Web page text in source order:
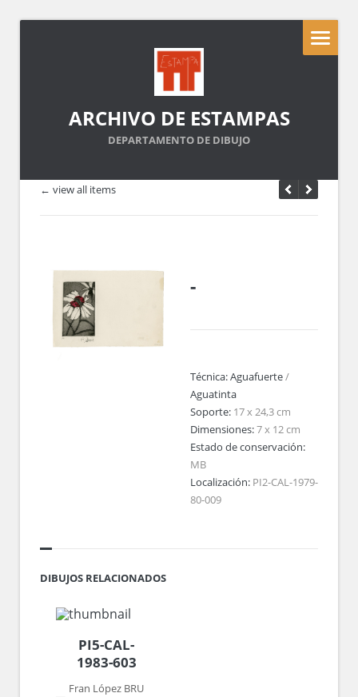
ARCHIVO DE ESTAMPAS
DEPARTAMENTO DE DIBUJO
← view all items
-
Técnica:Aguafuerte/
Aguatinta
Soporte: 17 x 24,3 cm
Dimensiones:7 x 12 cm
Estado de conservación:
MB
Localización: PI2-CAL-1979-
80-009
DIBUJOS RELACIONADOS
PI5-CAL-
1983-603
Fran López BRU